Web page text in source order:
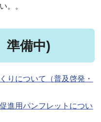
。。
準備中)
りについて（普及啓発・
進用パンフレットについ